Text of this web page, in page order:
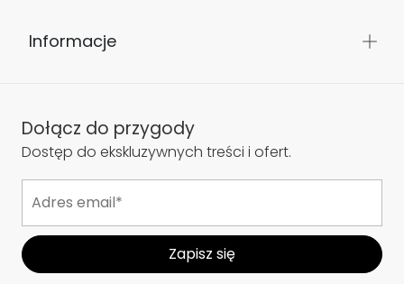
Informacje
Dołącz do przygody
Dostęp do ekskluzywnych treści i ofert.